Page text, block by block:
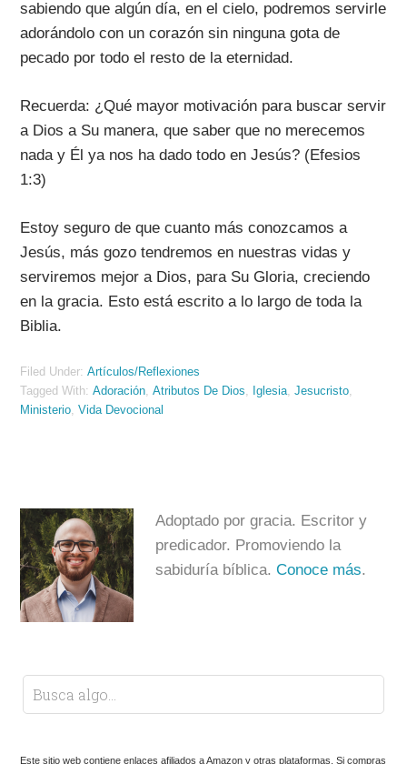
sabiendo que algún día, en el cielo, podremos servirle
adorándolo con un corazón sin ninguna gota de
pecado por todo el resto de la eternidad.
Recuerda: ¿Qué mayor motivación para buscar servir
a Dios a Su manera, que saber que no merecemos
nada y Él ya nos ha dado todo en Jesús? (Efesios
1:3)
Estoy seguro de que cuanto más conozcamos a
Jesús, más gozo tendremos en nuestras vidas y
serviremos mejor a Dios, para Su Gloria, creciendo
en la gracia. Esto está escrito a lo largo de toda la
Biblia.
Filed Under:Artículos/Reflexiones
Tagged With:Adoración,Atributos De Dios, Iglesia,Jesucristo,
Ministerio,Vida Devocional
Adoptado por gracia. Escritor y
predicador. Promoviendo la
sabiduría bíblica.Conoce más.
Este sitio web contiene enlaces afiliados a Amazon y otras plataformas. Si compras